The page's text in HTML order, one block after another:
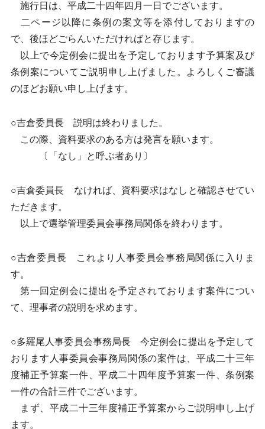
施行日は、平成二十四年四月一日でございます。
二ページ以降に条例の案文等を添付しておりますの
で、後ほどごらんいただければと存じます。
以上で今定例会に提出を予定しております予算案及び
条例案についてご説明申し上げました。よろしくご審議
のほどお願い申し上げます。
○吉倉委員長 説明は終わりました。
この際、資料要求のある方は発言を願います。
〔「なし」と呼ぶ者あり〕
○吉倉委員長 なければ、資料要求はなしと確認させてい
ただきます。
以上で選挙管理委員会事務局関係を終わります。
○吉倉委員長 これより人事委員会事務局関係に入りま
す。
第一回定例会に提出を予定されております案件につい
て、理事者の説明を求めます。
○多羅尾人事委員会事務局長 今定例会に提出を予定して
おります人事委員会事務局関係の案件は、平成二十三年
度補正予算案一件、平成二十四年度予算案一件、条例案
一件の合計三件でございます。
まず、平成二十三年度補正予算案からご説明申し上げ
ます。